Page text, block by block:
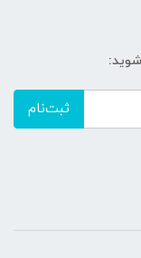
ثبت‌نام